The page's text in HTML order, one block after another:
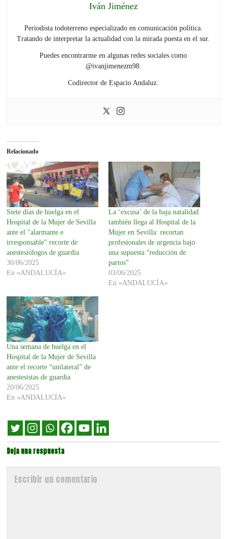
Iván Jiménez
Periodista todoterreno especializado en comunicación política.
Tratando de interpretar la actualidad con la mirada puesta en el sur.
Puedes encontrarme en algunas redes sociales como
@ivanjimenezm98.
Codirector de Espacio Andaluz.
Relacionado
Siete días de huelga en el
Hospital de la Mujer de Sevilla
ante el “alarmante e
irresponsable” recorte de
anestesiólogos de guardia
30/06/2025
En «ANDALUCÍA»
La ‘excusa’ de la baja natalidad
también llega al Hospital de la
Mujer en Sevilla: recortan
profesionales de urgencia bajo
una supuesta “reducción de
partos”
03/06/2025
En «ANDALUCÍA»
Una semana de huelga en el
Hospital de la Mujer de Sevilla
ante el recorte “unilateral” de
anestesistas de guardia
20/06/2025
En «ANDALUCÍA»
Deja una respuesta